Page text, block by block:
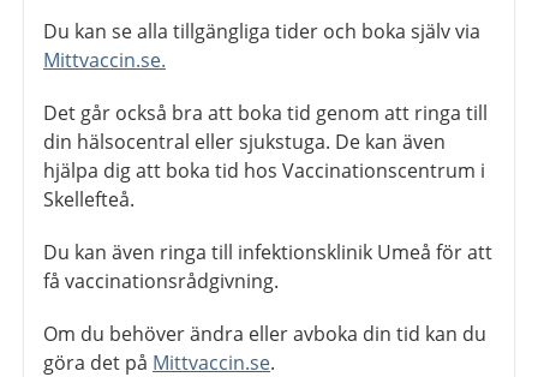
Du kan se alla tillgängliga tider och boka själv via
Mittvaccin.se.
Det går också bra att boka tid genom att ringa till
din hälsocentral eller sjukstuga. De kan även
hjälpa dig att boka tid hos Vaccinationscentrum i
Skellefteå.
Du kan även ringa till infektionsklinik Umeå för att
få vaccinationsrådgivning.
Om du behöver ändra eller avboka din tid kan du
göra det på Mittvaccin.se.